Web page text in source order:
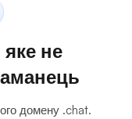
не
домену .chat.